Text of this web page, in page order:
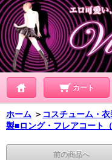
カート
ホーム ＞ コスチューム・衣
製■ロング・フレアコート
前の商品へ